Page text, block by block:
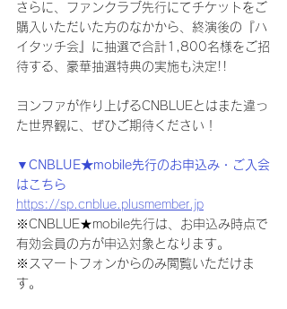
さらに、ファンクラブ先行にてチケットをご
購入いただいた方のなかから、終演後の『ハ
イタッチ会』に抽選で合計1,800名様をご招
待する、豪華抽選特典の実施も決定!!
ヨンファが作り上げるCNBLUEとはまた違っ
た世界観に、ぜひご期待ください！
▼CNBLUE★mobile先行のお申込み・ご入会
はこちら
https://sp.cnblue.plusmember.jp
※CNBLUE★mobile先行は、お申込み時点で
有効会員の方が申込対象となります。
※スマートフォンからのみ閲覧いただけま
す。